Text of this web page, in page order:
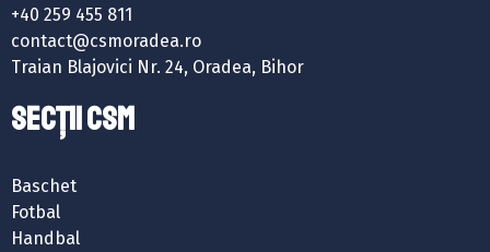
+40 259 455 811
contact@csmoradea.ro
Traian Blajovici Nr. 24, Oradea, Bihor
SECȚII CSM
Baschet
Fotbal
Handbal